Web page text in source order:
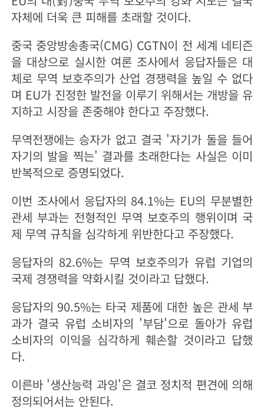
자체에 더욱 큰 피해를 초래할 것이다.
중국 중앙방송총국(CMG) CGTN이 전 세계 네티즌
을 대상으로 실시한 여론 조사에서 응답자들은 대
체로 무역 보호주의가 산업 경쟁력을 높일 수 없다
며 EU가 진정한 발전을 이루기 위해서는 개방을 유
지하고 시장을 존중해야 한다고 주장했다.
무역전쟁에는 승자가 없고 결국 '자기가 돌을 들어
자기의 발을 찍는' 결과를 초래한다는 사실은 이미
반복적으로 증명되었다.
이번 조사에서 응답자의 84.1%는 EU의 무분별한
관세 부과는 전형적인 무역 보호주의 행위이며 국
제 무역 규칙을 심각하게 위반한다고 주장했다.
응답자의 82.6%는 무역 보호주의가 유럽 기업의
국제 경쟁력을 약화시킬 것이라고 답했다.
응답자의 90.5%는 타국 제품에 대한 높은 관세 부
과가 결국 유럽 소비자의 '부담'으로 돌아가 유럽
소비자의 이익을 심각하게 훼손할 것이라고 답했
다.
이른바 '생산능력 과잉'은 결코 정치적 편견에 의해
정의되어서는 안된다.